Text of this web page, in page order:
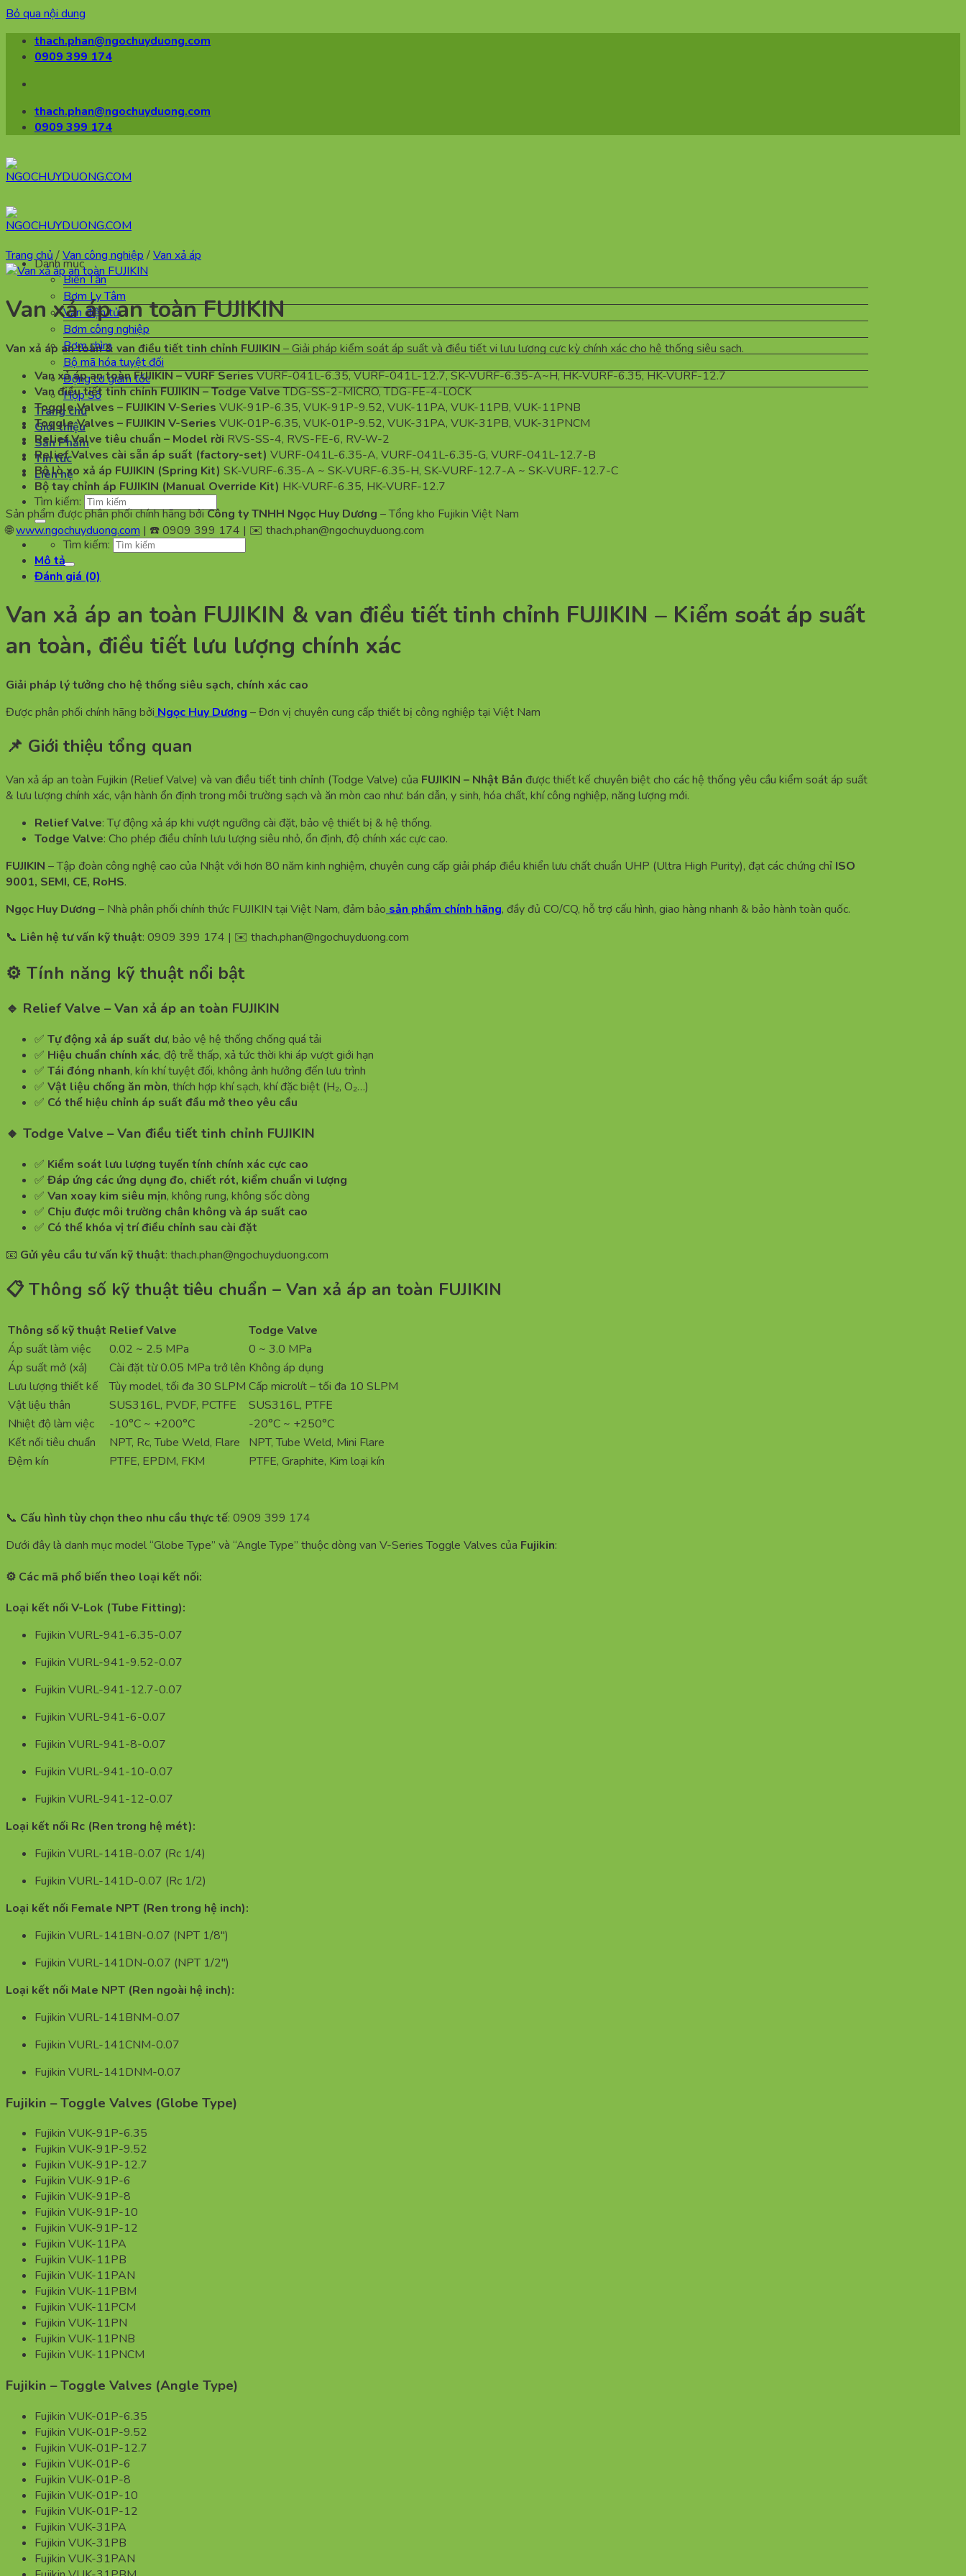
Bỏ qua nội dung
thach.phan@ngochuyduong.com
0909 399 174
thach.phan@ngochuyduong.com
0909 399 174
Danh mục
Biến Tần
Bơm Ly Tâm
Van điện tử
Bơm công nghiệp
Bơm chìm
Bộ mã hóa tuyệt đối
Động cơ giảm tốc
Hộp Số
Trang chủ
Giới thiệu
Sản Phẩm
Tin tức
Liên hệ
Tìm kiếm:
Tìm kiếm:
Trang chủ /Van công nghiệp /Van xả áp
Van xả áp an toàn FUJIKIN
Van xả áp an toàn & van điều tiết tinh chỉnh FUJIKIN – Giải pháp kiểm soát áp suất và điều tiết vi lưu lượng cực kỳ chính xác cho hệ thống siêu sạch.
Van xả áp an toàn FUJIKIN – VURF SeriesVURF-041L-6.35, VURF-041L-12.7, SK-VURF-6.35-A~H, HK-VURF-6.35, HK-VURF-12.7
Van điều tiết tinh chỉnh FUJIKIN – Todge ValveTDG-SS-2-MICRO, TDG-FE-4-LOCK
Toggle Valves – FUJIKIN V-Series VUK-91P-6.35, VUK-91P-9.52, VUK-11PA, VUK-11PB, VUK-11PNB
Toggle Valves – FUJIKIN V-Series VUK-01P-6.35, VUK-01P-9.52, VUK-31PA, VUK-31PB, VUK-31PNCM
Relief Valve tiêu chuẩn – Model rời RVS-SS-4, RVS-FE-6, RV-W-2
Relief Valves cài sẵn áp suất (factory-set) VURF-041L-6.35-A, VURF-041L-6.35-G, VURF-041L-12.7-B
Bộ lò xo xả áp FUJIKIN (Spring Kit) SK-VURF-6.35-A ~ SK-VURF-6.35-H, SK-VURF-12.7-A ~ SK-VURF-12.7-C
Bộ tay chỉnh áp FUJIKIN (Manual Override Kit) HK-VURF-6.35, HK-VURF-12.7
Sản phẩm được phân phối chính hãng bởiCông ty TNHH Ngọc Huy Dương – Tổng kho Fujikin Việt Nam
🌐www.ngochuyduong.com | ☎️ 0909 399 174 | ✉️ thach.phan@ngochuyduong.com
Mô tả
Đánh giá (0)
Van xả áp an toàn FUJIKIN & van điều tiết tinh chỉnh FUJIKIN – Kiểm soát áp suất
an toàn, điều tiết lưu lượng chính xác
Giải pháp lý tưởng cho hệ thống siêu sạch, chính xác cao
Được phân phối chính hãng bởi Ngọc Huy Dương – Đơn vị chuyên cung cấp thiết bị công nghiệp tại Việt Nam
📌 Giới thiệu tổng quan
Van xả áp an toàn Fujikin (Relief Valve) và van điều tiết tinh chỉnh (Todge Valve) của FUJIKIN – Nhật Bản được thiết kế chuyên biệt cho các hệ thống yêu cầu kiểm soát áp suất
& lưu lượng chính xác, vận hành ổn định trong môi trường sạch và ăn mòn cao như: bán dẫn, y sinh, hóa chất, khí công nghiệp, năng lượng mới.
Relief Valve: Tự động xả áp khi vượt ngưỡng cài đặt, bảo vệ thiết bị & hệ thống.
Todge Valve: Cho phép điều chỉnh lưu lượng siêu nhỏ, ổn định, độ chính xác cực cao.
FUJIKIN – Tập đoàn công nghệ cao của Nhật với hơn 80 năm kinh nghiệm, chuyên cung cấp giải pháp điều khiển lưu chất chuẩn UHP (Ultra High Purity), đạt các chứng chỉ ISO
9001, SEMI, CE, RoHS.
Ngọc Huy Dương – Nhà phân phối chính thức FUJIKIN tại Việt Nam, đảm bảo sản phẩm chính hãng, đầy đủ CO/CQ, hỗ trợ cấu hình, giao hàng nhanh & bảo hành toàn quốc.
📞 Liên hệ tư vấn kỹ thuật: 0909 399 174 | ✉️ thach.phan@ngochuyduong.com
⚙️ Tính năng kỹ thuật nổi bật
🔹 Relief Valve – Van xả áp an toàn FUJIKIN
✅ Tự động xả áp suất dư, bảo vệ hệ thống chống quá tải
✅ Hiệu chuẩn chính xác, độ trễ thấp, xả tức thời khi áp vượt giới hạn
✅ Tái đóng nhanh, kín khí tuyệt đối, không ảnh hưởng đến lưu trình
✅ Vật liệu chống ăn mòn, thích hợp khí sạch, khí đặc biệt (H₂, O₂…)
✅ Có thể hiệu chỉnh áp suất đầu mở theo yêu cầu
🔸 Todge Valve – Van điều tiết tinh chỉnh FUJIKIN
✅ Kiểm soát lưu lượng tuyến tính chính xác cực cao
✅ Đáp ứng các ứng dụng đo, chiết rót, kiểm chuẩn vi lượng
✅ Van xoay kim siêu mịn, không rung, không sốc dòng
✅ Chịu được môi trường chân không và áp suất cao
✅ Có thể khóa vị trí điều chỉnh sau cài đặt
📧 Gửi yêu cầu tư vấn kỹ thuật: thach.phan@ngochuyduong.com
📋 Thông số kỹ thuật tiêu chuẩn – Van xả áp an toàn FUJIKIN
Thông số kỹ thuật Relief Valve
Todge Valve
Áp suất làm việc
0.02 ~ 2.5 MPa
0 ~ 3.0 MPa
Áp suất mở (xả)
Cài đặt từ 0.05 MPa trở lên Không áp dụng
Lưu lượng thiết kế
Tùy model, tối đa 30 SLPM Cấp microlít – tối đa 10 SLPM
Vật liệu thân
SUS316L, PVDF, PCTFE
SUS316L, PTFE
Nhiệt độ làm việc
-10°C ~ +200°C
-20°C ~ +250°C
Kết nối tiêu chuẩn
NPT, Rc, Tube Weld, Flare
NPT, Tube Weld, Mini Flare
Đệm kín
PTFE, EPDM, FKM PTFE, Graphite, Kim loại kín
📞 Cấu hình tùy chọn theo nhu cầu thực tế: 0909 399 174
Dưới đây là danh mục model “Globe Type” và “Angle Type” thuộc dòng van V-Series Toggle Valves của Fujikin:
⚙️ Các mã phổ biến theo loại kết nối:
Loại kết nối V-Lok (Tube Fitting):
Fujikin VURL-941-6.35-0.07
Fujikin VURL-941-9.52-0.07
Fujikin VURL-941-12.7-0.07
Fujikin VURL-941-6-0.07
Fujikin VURL-941-8-0.07
Fujikin VURL-941-10-0.07
Fujikin VURL-941-12-0.07
Loại kết nối Rc (Ren trong hệ mét):
Fujikin VURL-141B-0.07 (Rc 1/4)
Fujikin VURL-141D-0.07 (Rc 1/2)
Loại kết nối Female NPT (Ren trong hệ inch):
Fujikin VURL-141BN-0.07 (NPT 1/8″)
Fujikin VURL-141DN-0.07 (NPT 1/2″)
Loại kết nối Male NPT (Ren ngoài hệ inch):
Fujikin VURL-141BNM-0.07
Fujikin VURL-141CNM-0.07
Fujikin VURL-141DNM-0.07
Fujikin – Toggle Valves (Globe Type)
Fujikin VUK-91P-6.35
Fujikin VUK-91P-9.52
Fujikin VUK-91P-12.7
Fujikin VUK-91P-6
Fujikin VUK-91P-8
Fujikin VUK-91P-10
Fujikin VUK-91P-12
Fujikin VUK-11PA
Fujikin VUK-11PB
Fujikin VUK-11PAN
Fujikin VUK-11PBM
Fujikin VUK-11PCM
Fujikin VUK-11PN
Fujikin VUK-11PNB
Fujikin VUK-11PNCM
Fujikin – Toggle Valves (Angle Type)
Fujikin VUK-01P-6.35
Fujikin VUK-01P-9.52
Fujikin VUK-01P-12.7
Fujikin VUK-01P-6
Fujikin VUK-01P-8
Fujikin VUK-01P-10
Fujikin VUK-01P-12
Fujikin VUK-31PA
Fujikin VUK-31PB
Fujikin VUK-31PAN